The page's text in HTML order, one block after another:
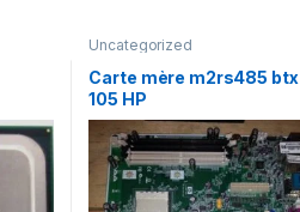
Uncategorized
Carte mère m2rs485 btx
105 HP